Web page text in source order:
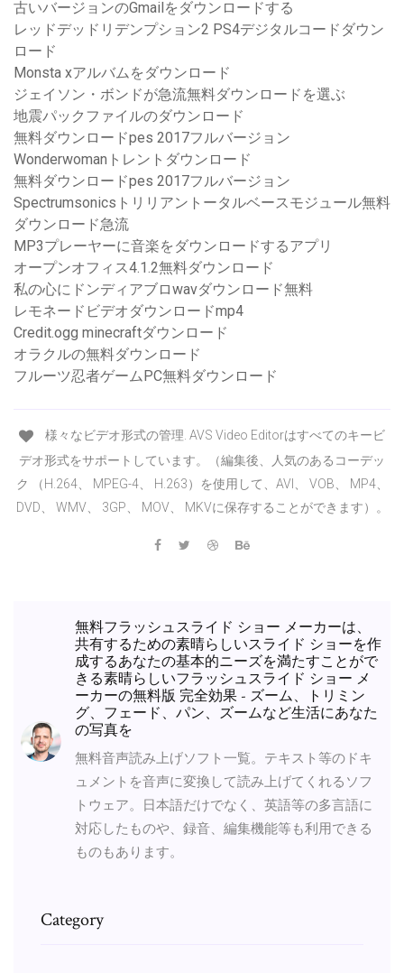
古いバージョンのGmailをダウンロードする
レッドデッドリデンプション2 PS4デジタルコードダウン
ロード
Monsta xアルバムをダウンロード
ジェイソン・ボンドが急流無料ダウンロードを選ぶ
地震パックファイルのダウンロード
無料ダウンロードpes 2017フルバージョン
Wonderwomanトレントダウンロード
無料ダウンロードpes 2017フルバージョン
Spectrumsonicsトリリアントータルベースモジュール無料
ダウンロード急流
MP3プレーヤーに音楽をダウンロードするアプリ
オープンオフィス4.1.2無料ダウンロード
私の心にドンディアブロwavダウンロード無料
レモネードビデオダウンロードmp4
Credit.ogg minecraftダウンロード
オラクルの無料ダウンロード
フルーツ忍者ゲームPC無料ダウンロード
様々なビデオ形式の管理. AVS Video Editorはすべてのキービ
デオ形式をサポートしています。（編集後、人気のあるコーデッ
ク （H.264、 MPEG-4、 H.263）を使用して、AVI、 VOB、 MP4、
DVD、 WMV、 3GP、 MOV、 MKVに保存することができます）。
無料フラッシュスライド ショー メーカーは、
共有するための素晴らしいスライド ショーを作
成するあなたの基本的ニーズを満たすことがで
きる素晴らしいフラッシュスライド ショー メ
ーカーの無料版 完全効果 - ズーム、トリミン
グ、フェード、パン、ズームなど生活にあなた
の写真を
無料音声読み上げソフト一覧。テキスト等のドキ
ュメントを音声に変換して読み上げてくれるソフ
トウェア。日本語だけでなく、英語等の多言語に
対応したものや、録音、編集機能等も利用できる
ものもあります。
Category